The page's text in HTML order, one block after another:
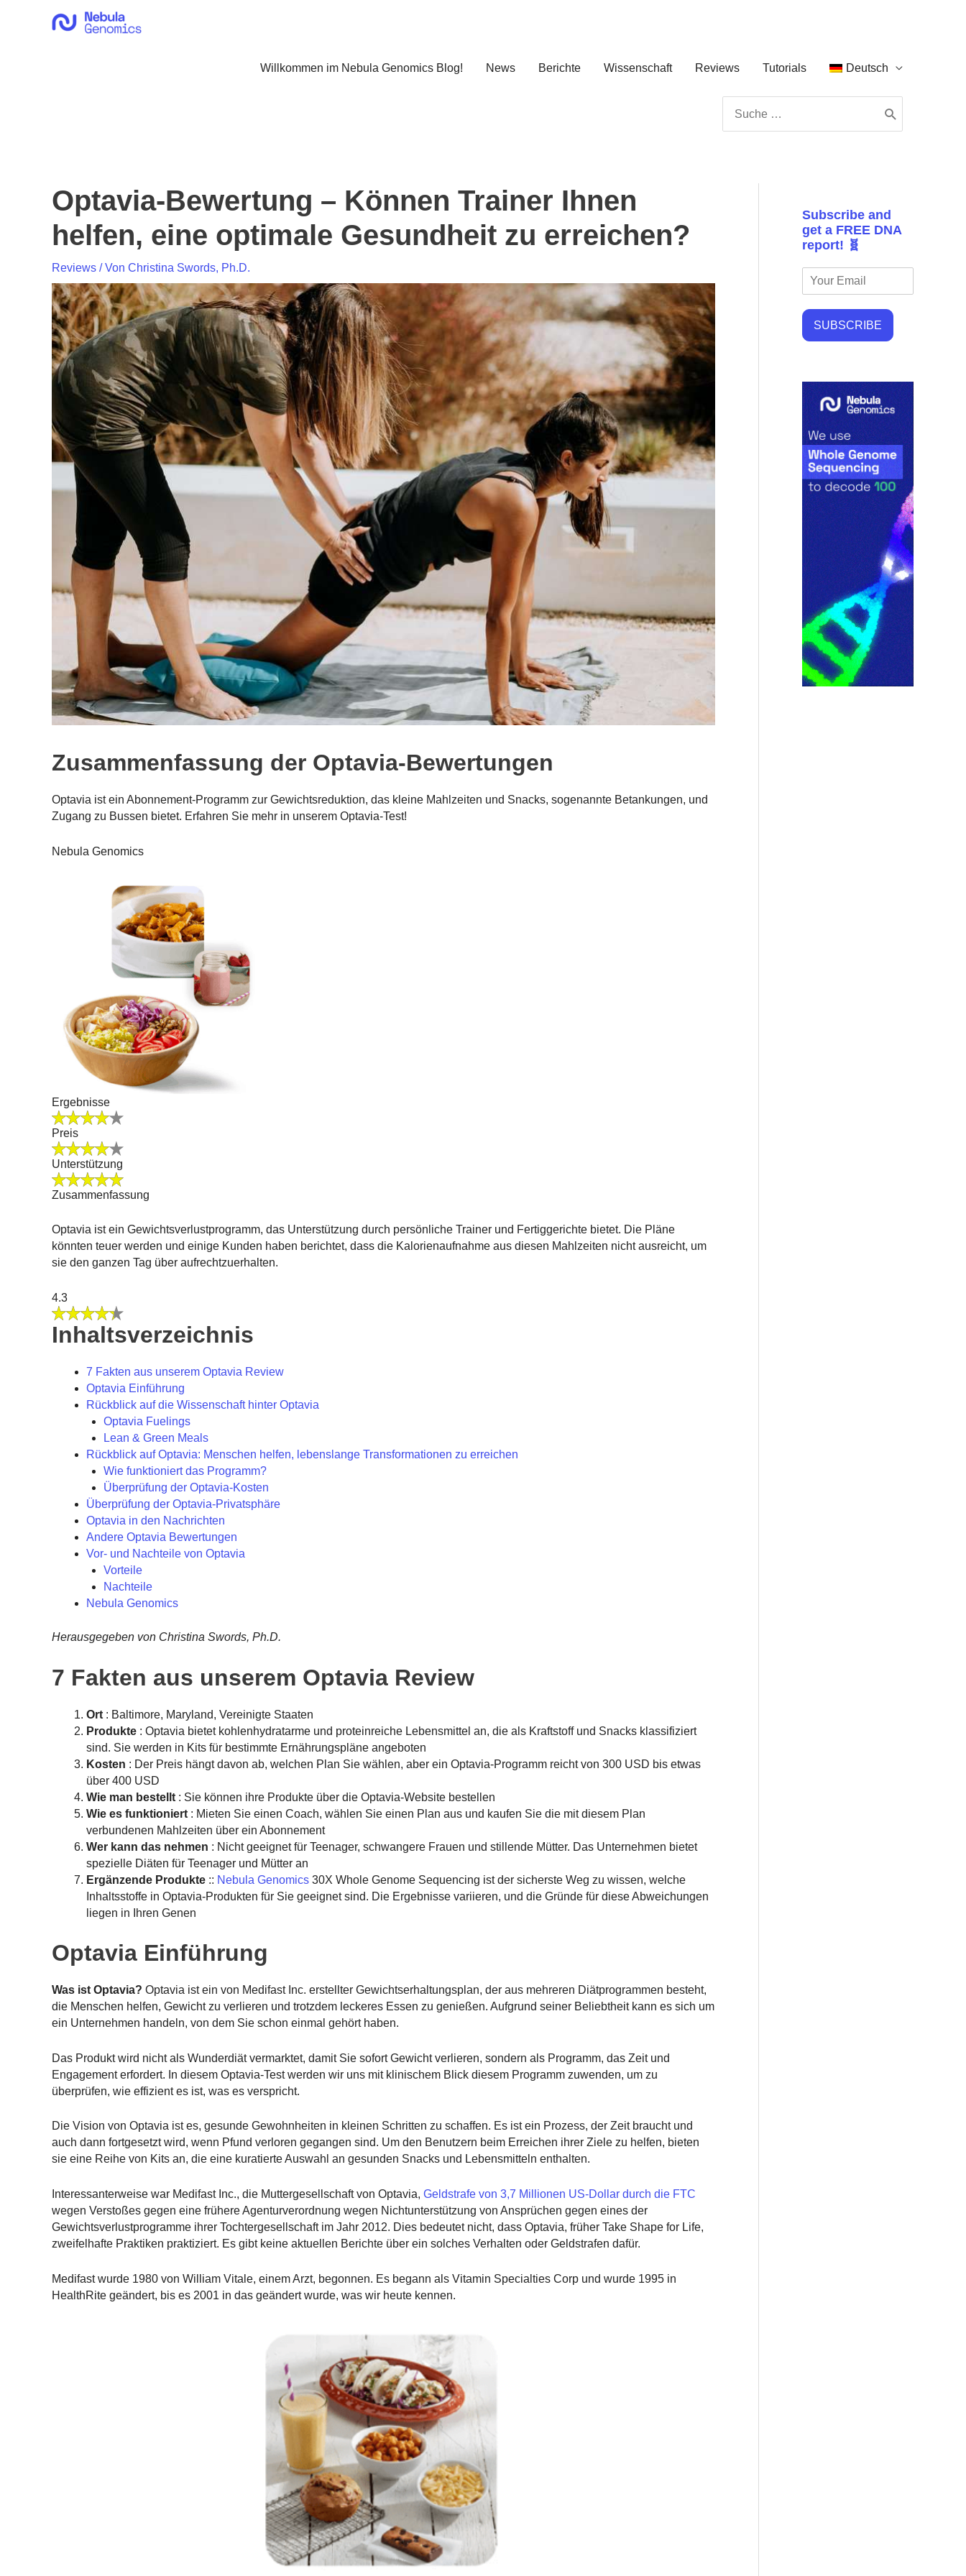
Willkommen im Nebula Genomics Blog! News Berichte Wissenschaft Reviews Tutorials Deutsch
for:
Optavia-Bewertung – Können Trainer Ihnen
helfen, eine optimale Gesundheit zu erreichen?
Reviews / Von Christina Swords, Ph.D.
Zusammenfassung der Optavia-Bewertungen
Optavia ist ein Abonnement-Programm zur Gewichtsreduktion, das kleine Mahlzeiten und Snacks, sogenannte Betankungen, und
Zugang zu Bussen bietet. Erfahren Sie mehr in unserem Optavia-Test!
Nebula Genomics
Ergebnisse
Preis
Unterstützung
Zusammenfassung
Optavia ist ein Gewichtsverlustprogramm, das Unterstützung durch persönliche Trainer und Fertiggerichte bietet. Die Pläne
könnten teuer werden und einige Kunden haben berichtet, dass die Kalorienaufnahme aus diesen Mahlzeiten nicht ausreicht, um
sie den ganzen Tag über aufrechtzuerhalten.
4.3
Inhaltsverzeichnis
7 Fakten aus unserem Optavia Review
Optavia Einführung
Rückblick auf die Wissenschaft hinter Optavia
Optavia Fuelings
Lean & Green Meals
Rückblick auf Optavia: Menschen helfen, lebenslange Transformationen zu erreichen
Wie funktioniert das Programm?
Überprüfung der Optavia-Kosten
Überprüfung der Optavia-Privatsphäre
Optavia in den Nachrichten
Andere Optavia Bewertungen
Vor- und Nachteile von Optavia
Vorteile
Nachteile
Nebula Genomics
Herausgegeben von Christina Swords, Ph.D.
7 Fakten aus unserem Optavia Review
Ort : Baltimore, Maryland, Vereinigte Staaten
Produkte : Optavia bietet kohlenhydratarme und proteinreiche Lebensmittel an, die als Kraftstoff und Snacks klassifiziert
sind. Sie werden in Kits für bestimmte Ernährungspläne angeboten
Kosten : Der Preis hängt davon ab, welchen Plan Sie wählen, aber ein Optavia-Programm reicht von 300 USD bis etwas
über 400 USD
Wie man bestellt : Sie können ihre Produkte über die Optavia-Website bestellen
Wie es funktioniert : Mieten Sie einen Coach, wählen Sie einen Plan aus und kaufen Sie die mit diesem Plan
verbundenen Mahlzeiten über ein Abonnement
Wer kann das nehmen : Nicht geeignet für Teenager, schwangere Frauen und stillende Mütter. Das Unternehmen bietet
spezielle Diäten für Teenager und Mütter an
Ergänzende Produkte :: Nebula Genomics 30X Whole Genome Sequencing ist der sicherste Weg zu wissen, welche
Inhaltsstoffe in Optavia-Produkten für Sie geeignet sind. Die Ergebnisse variieren, und die Gründe für diese Abweichungen
liegen in Ihren Genen
Optavia Einführung
Was ist Optavia? Optavia ist ein von Medifast Inc. erstellter Gewichtserhaltungsplan, der aus mehreren Diätprogrammen besteht,
die Menschen helfen, Gewicht zu verlieren und trotzdem leckeres Essen zu genießen. Aufgrund seiner Beliebtheit kann es sich um
ein Unternehmen handeln, von dem Sie schon einmal gehört haben.
Das Produkt wird nicht als Wunderdiät vermarktet, damit Sie sofort Gewicht verlieren, sondern als Programm, das Zeit und
Engagement erfordert. In diesem Optavia-Test werden wir uns mit klinischem Blick diesem Programm zuwenden, um zu
überprüfen, wie effizient es ist, was es verspricht.
Die Vision von Optavia ist es, gesunde Gewohnheiten in kleinen Schritten zu schaffen. Es ist ein Prozess, der Zeit braucht und
auch dann fortgesetzt wird, wenn Pfund verloren gegangen sind. Um den Benutzern beim Erreichen ihrer Ziele zu helfen, bieten
sie eine Reihe von Kits an, die eine kuratierte Auswahl an gesunden Snacks und Lebensmitteln enthalten.
Interessanterweise war Medifast Inc., die Muttergesellschaft von Optavia, Geldstrafe von 3,7 Millionen US-Dollar durch die FTC
wegen Verstoßes gegen eine frühere Agenturverordnung wegen Nichtunterstützung von Ansprüchen gegen eines der
Gewichtsverlustprogramme ihrer Tochtergesellschaft im Jahr 2012. Dies bedeutet nicht, dass Optavia, früher Take Shape for Life,
zweifelhafte Praktiken praktiziert. Es gibt keine aktuellen Berichte über ein solches Verhalten oder Geldstrafen dafür.
Medifast wurde 1980 von William Vitale, einem Arzt, begonnen. Es begann als Vitamin Specialties Corp und wurde 1995 in
HealthRite geändert, bis es 2001 in das geändert wurde, was wir heute kennen.
Subscribe and
get a FREE DNA
report! 🧬
SUBSCRIBE